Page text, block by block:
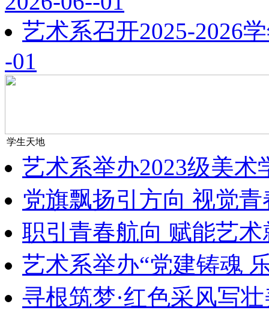
艺术系召开2025-2026
-01
学生天地
艺术系举办2023级美
党旗飘扬引方向 视觉
职引青春航向 赋能艺术
艺术系举办“党建铸魂
寻根筑梦·红色采风写